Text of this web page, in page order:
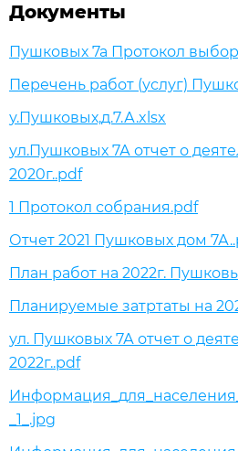
Документы
Пушковых 7а Протокол
Перечень работ (услуг)
у.Пушковых,д.7.А.xlsx
ул.Пушковых 7А отчет о
2020г..pdf
1 Протокол собрания.pdf
Отчет 2021 Пушковых дом
План работ на 2022г.
Планируемые затртаты на
ул. Пушковых 7А отчет о
2022г..pdf
_1_.jpg